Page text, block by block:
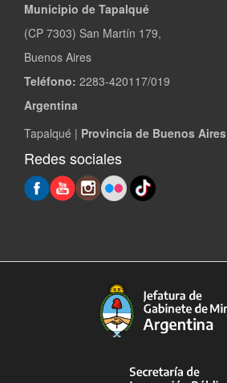
Municipio de Tapalqué
(CP 7303) San Martín 179,
Buenos Aires
Teléfono: 2283-420117/019
Argentina
Tapalqué | Provincia de Buenos Aires
Redes sociales